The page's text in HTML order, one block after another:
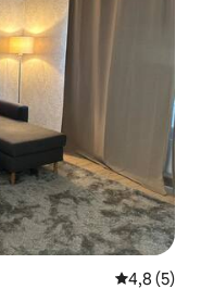
4,8 (5)